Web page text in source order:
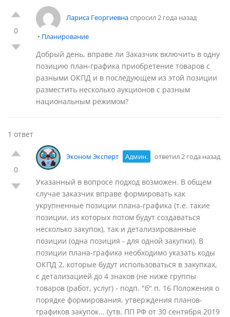
0
Лариса Георгиевнаспросил 2 года назад
• Планирование
Добрый день, вправе ли Заказчик включить в одну
позицию план-графика приобретение товаров с
разными ОКПД и в последующем из этой позиции
разместить несколько аукционов с разным
национальным режимом?
1 ответ
0
Эконом Эксперт Админ. ответил 2 года назад
Указанный в вопросе подход возможен. В общем
случае заказчик вправе формировать как
укрупненные позиции плана-графика (т.е. такие
позиции, из которых потом будут создаваться
несколько закупок), так и детализированные
позиции (одна позиция - для одной закупки). В
позиции плана-графика необходимо указать коды
ОКПД 2, которые будут использоваться в закупках,
с детализацией до 4 знаков (не ниже группы
товаров (работ, услуг) - подп. "б" п. 16 Положения о
порядке формирования, утверждения планов-
графиков закупок... (утв. ПП РФ от 30 сентября 2019